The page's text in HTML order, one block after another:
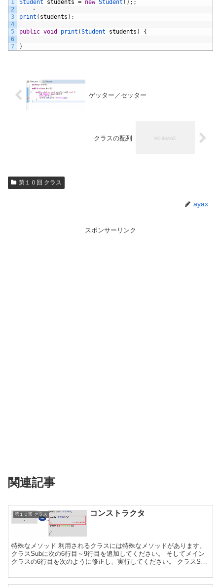
1
2
3
4
5
6
7
Student students = new Student ( ) ; ;
・
print ( students ) ;
public void print (Student students ) {
}
ゲッター／セッター
クラスの配列
第１０回 クラス
ayax
スポンサーリンク
関連記事
第１０回 クラス コンストラクタ
特殊なメソッド 利用されるクラスには特殊なメソッドがあります。
クラスSubに次の6行目～9行目を追加してください。 そしてメイン
クラスの6行目を次のように修正し、実行してください。 クラスSub